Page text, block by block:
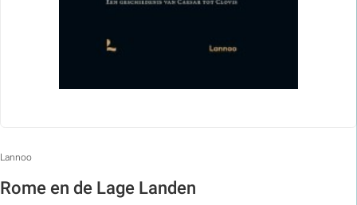
Lannoo
Rome en de Lage Landen